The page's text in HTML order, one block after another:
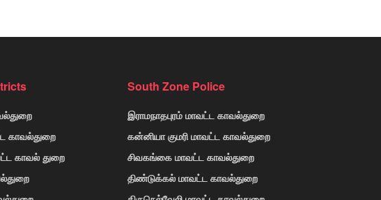
காவல்துறை
காவல் துறை
South Zone Police
இராமநாதபுரம் மாவட்ட காவல்துறை
கன்னியா குமரி மாவட்ட காவல்துறை
சிவகங்கை மாவட்ட காவல்துறை
திண்டுக்கல் மாவட்ட காவல்துறை